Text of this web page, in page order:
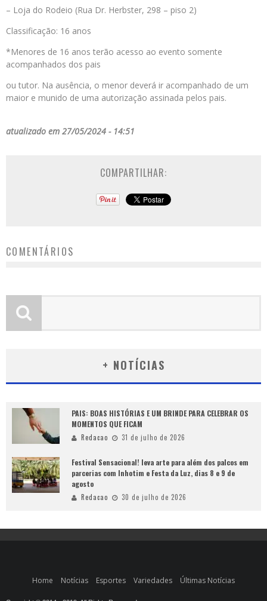
– Loja do Rodeio (Rua Dr. Herbster, 298 – piso 2)
Classificação: 16 anos
*Menores de 16 anos terão acesso ao evento somente
acompanhados dos pais
ou tutor. Na ausência, o menor deverá ir acompanhado de um
maior e munido de uma autorização assinada pelos pais.
atualizado em 27/05/2024 - 14:51
COMPARTILHAR:
COMENTÁRIOS
+ NOTÍCIAS
PAIS: BOAS HISTÓRIAS E UM BRINDE PARA CELEBRAR OS
MOMENTOS QUE FICAM
Redacao 31 de julho de 2026
Festival Sensacional! leva arte para além dos palcos em
parcerias com Inhotim e Festa da Luz, dias 8 e 9 de
agosto
Redacao 30 de julho de 2026
Home Notícias Esportes Variedades Últimas Notícias